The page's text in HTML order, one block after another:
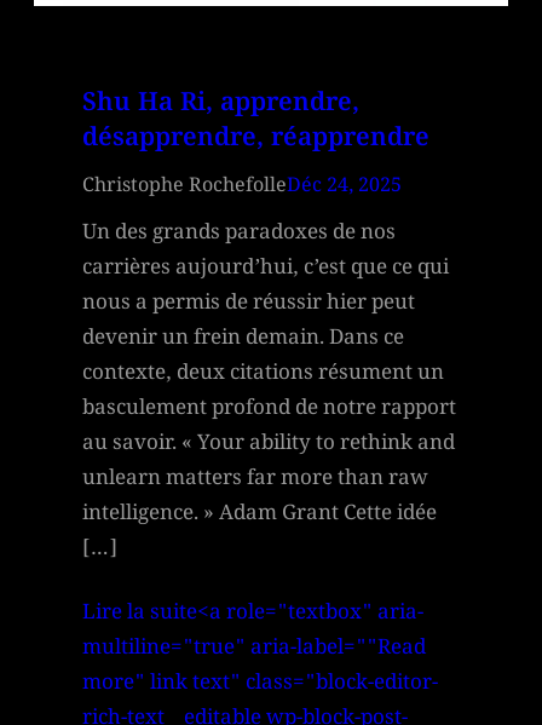
Shu Ha Ri, apprendre,
désapprendre, réapprendre
Christophe RochefolleDéc 24, 2025
Un des grands paradoxes de nos
carrières aujourd’hui, c’est que ce qui
nous a permis de réussir hier peut
devenir un frein demain. Dans ce
contexte, deux citations résument un
basculement profond de notre rapport
au savoir. « Your ability to rethink and
unlearn matters far more than raw
intelligence. » Adam Grant Cette idée
[…]
Lire la suite<a role="textbox" aria-
multiline="true" aria-label=""Read
more" link text" class="block-editor-